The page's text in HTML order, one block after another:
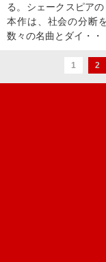
る。シェークスピア
本作は、社会の分断
数々の名曲とダイ・・
1 2